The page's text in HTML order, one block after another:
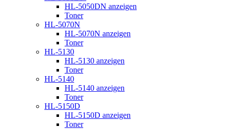
HL-5050DN anzeigen
Toner
HL-5070N
HL-5070N anzeigen
Toner
HL-5130
HL-5130 anzeigen
Toner
HL-5140
HL-5140 anzeigen
Toner
HL-5150D
HL-5150D anzeigen
Toner